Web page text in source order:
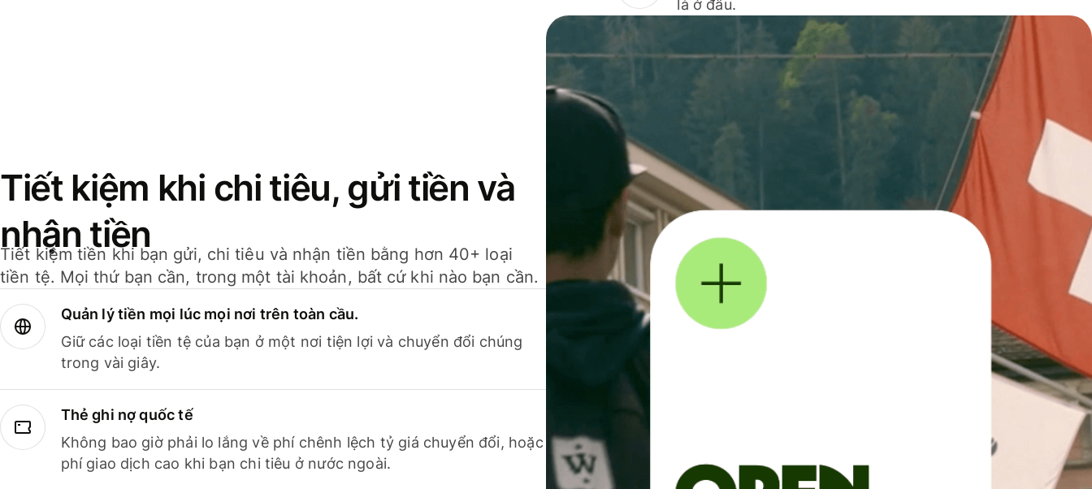
là ở đâu.
Tiết kiệm khi chi tiêu, gửi tiền và
nhận tiền
Tiết kiệm tiền khi bạn gửi, chi tiêu và nhận tiền bằng hơn 40+ loại
tiền tệ. Mọi thứ bạn cần, trong một tài khoản, bất cứ khi nào bạn cần.
Quản lý tiền mọi lúc mọi nơi trên toàn cầu.
Giữ các loại tiền tệ của bạn ở một nơi tiện lợi và chuyển đổi chúng
trong vài giây.
Thẻ ghi nợ quốc tế
Không bao giờ phải lo lắng về phí chênh lệch tỷ giá chuyển đổi, hoặc
phí giao dịch cao khi bạn chi tiêu ở nước ngoài.